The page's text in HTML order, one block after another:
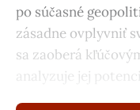
po súčasné
zásadne ovplyvniť
sa zaoberá
analyzuje jej